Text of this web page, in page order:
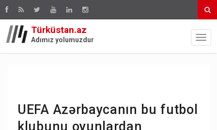
Türküstan.az
Adımız yolumuzdur
UEFA Azərbaycanın bu futbol
klubunu oyunlardan